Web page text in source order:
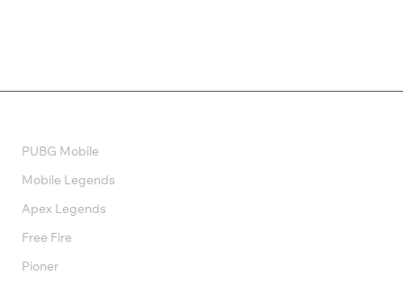
PUBG Mobile
Mobile Legends
Apex Legends
Free Fire
Pioner